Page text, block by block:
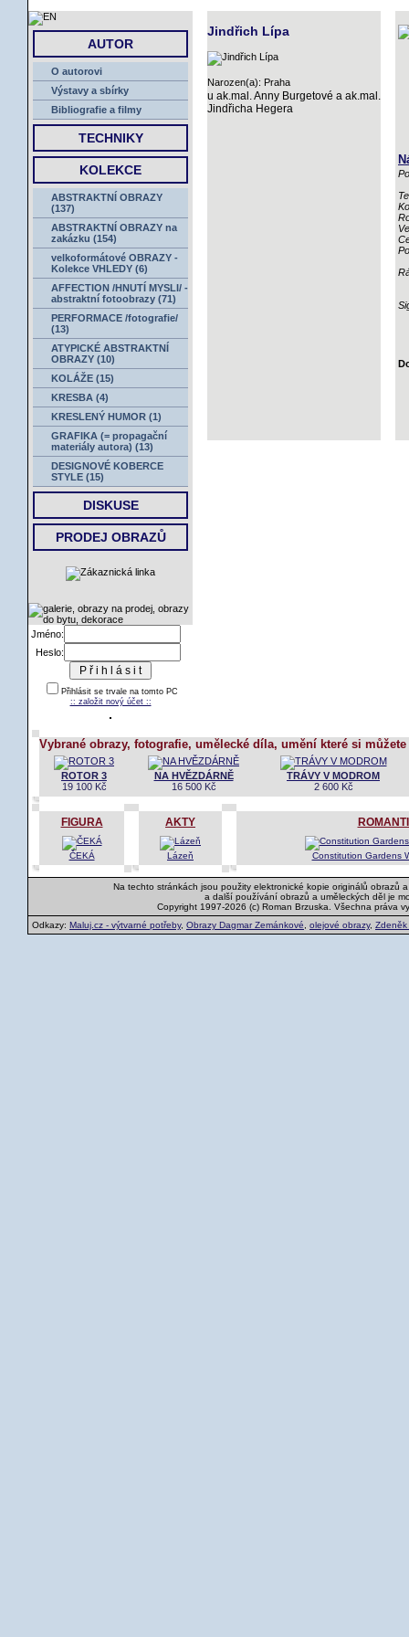
AUTOR
O autorovi
Výstavy a sbírky
Bibliografie a filmy
TECHNIKY
KOLEKCE
ABSTRAKTNÍ OBRAZY
(137)
ABSTRAKTNÍ OBRAZY na
zakázku (154)
velkoformátové OBRAZY -
Kolekce VHLEDY (6)
AFFECTION /HNUTÍ MYSLI/ -
abstraktní fotoobrazy (71)
PERFORMACE /fotografie/
(13)
ATYPICKÉ ABSTRAKTNÍ
OBRAZY (10)
KOLÁŽE (15)
KRESBA (4)
KRESLENÝ HUMOR (1)
GRAFIKA (= propagační
materiály autora) (13)
DESIGNOVÉ KOBERCE
STYLE (15)
DISKUSE
PRODEJ OBRAZŮ
Jméno:
Heslo:
Přihlásit se trvale na tomto PC
:: založit nový účet ::
Jindřich Lípa
Narozen(a): Praha
u ak.mal. Anny Burgetové a ak.mal.
Jindřicha Hegera
Vybrané obrazy, fotografie, umělecké díla, umění které si
ROTOR 3
19 100 Kč
NA HVĚZDÁRNĚ
16 500 Kč
TRÁVY V MODROM
2 600 Kč
FIGURA
ČEKÁ
AKTY
Lázeň Constitution Gardens
Na techto stránkách jsou použity elektronické kopie originálů obrazů
a další používání obrazů a uměleckých děl je
Copyright 1997-2026 (c) Roman Brzuska. Všechna práva
Odkazy: Maluj.cz - výtvarné potřeby, Obrazy Dagmar Zemánkové olejové obrazy, Zdeněk